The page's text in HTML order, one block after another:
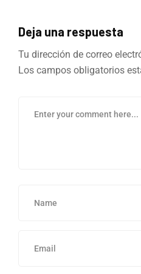
Deja una respuesta
Tu dirección de correo
Los campos obligatorios